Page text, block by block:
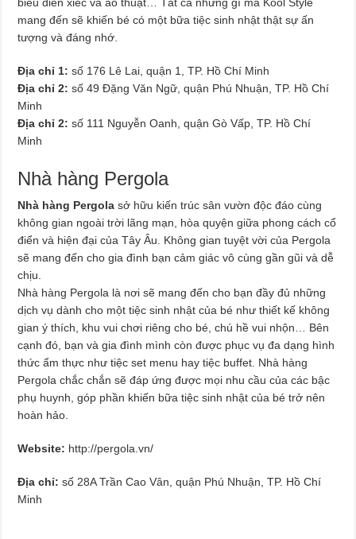
mang đến sẽ khiến bé có một bữa tiệc sinh nhật thật sự ấn
tượng và đáng nhớ.
Địa chỉ 1: số 176 Lê Lai, quận 1, TP. Hồ Chí Minh
Địa chỉ 2: số 49 Đặng Văn Ngữ, quận Phú Nhuận, TP. Hồ Chí
Minh
Địa chỉ 2:số 111 Nguyễn Oanh, quận Gò Vấp, TP. Hồ Chí
Minh
Nhà hàng Pergola
Nhà hàng Pergola sở hữu kiến trúc sân vườn độc đáo cùng
không gian ngoài trời lãng mạn, hòa quyện giữa phong cách cổ
điển và hiện đại của Tây Âu. Không gian tuyệt vời của Pergola
sẽ mang đến cho gia đình bạn cảm giác vô cùng gần gũi và dễ
chịu.
Nhà hàng Pergola là nơi sẽ mang đến cho bạn đầy đủ những
dịch vụ dành cho một tiệc sinh nhật của bé như thiết kế không
gian ý thích, khu vui chơi riêng cho bé, chú hề vui nhộn… Bên
cạnh đó, bạn và gia đình mình còn được phục vụ đa dạng hình
thức ẩm thực như tiệc set menu hay tiệc buffet. Nhà hàng
Pergola chắc chắn sẽ đáp ứng được mọi nhu cầu của các bậc
phụ huynh, góp phần khiến bữa tiệc sinh nhật của bé trở nên
hoàn hảo.
Website: http://pergola.vn/
Địa chỉ:số 28A Trần Cao Vân, quận Phú Nhuận, TP. Hồ Chí
Minh